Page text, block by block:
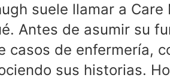
suele llamar a
Antes de asumir su
casos de enfermería,
sus historias.